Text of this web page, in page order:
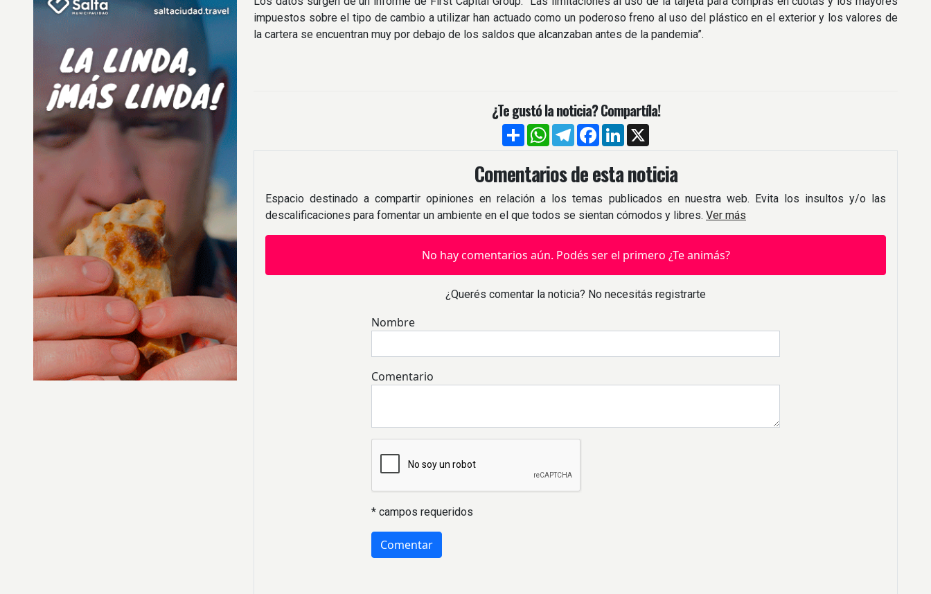
impuestos sobre el tipo de cambio a utilizar han actuado como un poderoso freno al uso del plástico en el exterior y los valores de
la cartera se encuentran muy por debajo de los saldos que alcanzaban antes de la pandemia”.
¿Te gustó la noticia? Compartíla!
CompartirWhatsApp
TelegramFacebook
LinkedIn
Comentarios de esta noticia
Espacio destinado a compartir opiniones en relación a los temas publicados en nuestra web. Evita los insultos y/o las
descalificaciones para fomentar un ambiente en el que todos se sientan cómodos y libres. Ver más
No hay comentarios aún. Podés ser el primero ¿Te animás?
¿Querés comentar la noticia? No necesitás registrarte
Nombre
Comentario
* campos requeridos